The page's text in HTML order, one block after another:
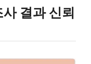
결과 신뢰